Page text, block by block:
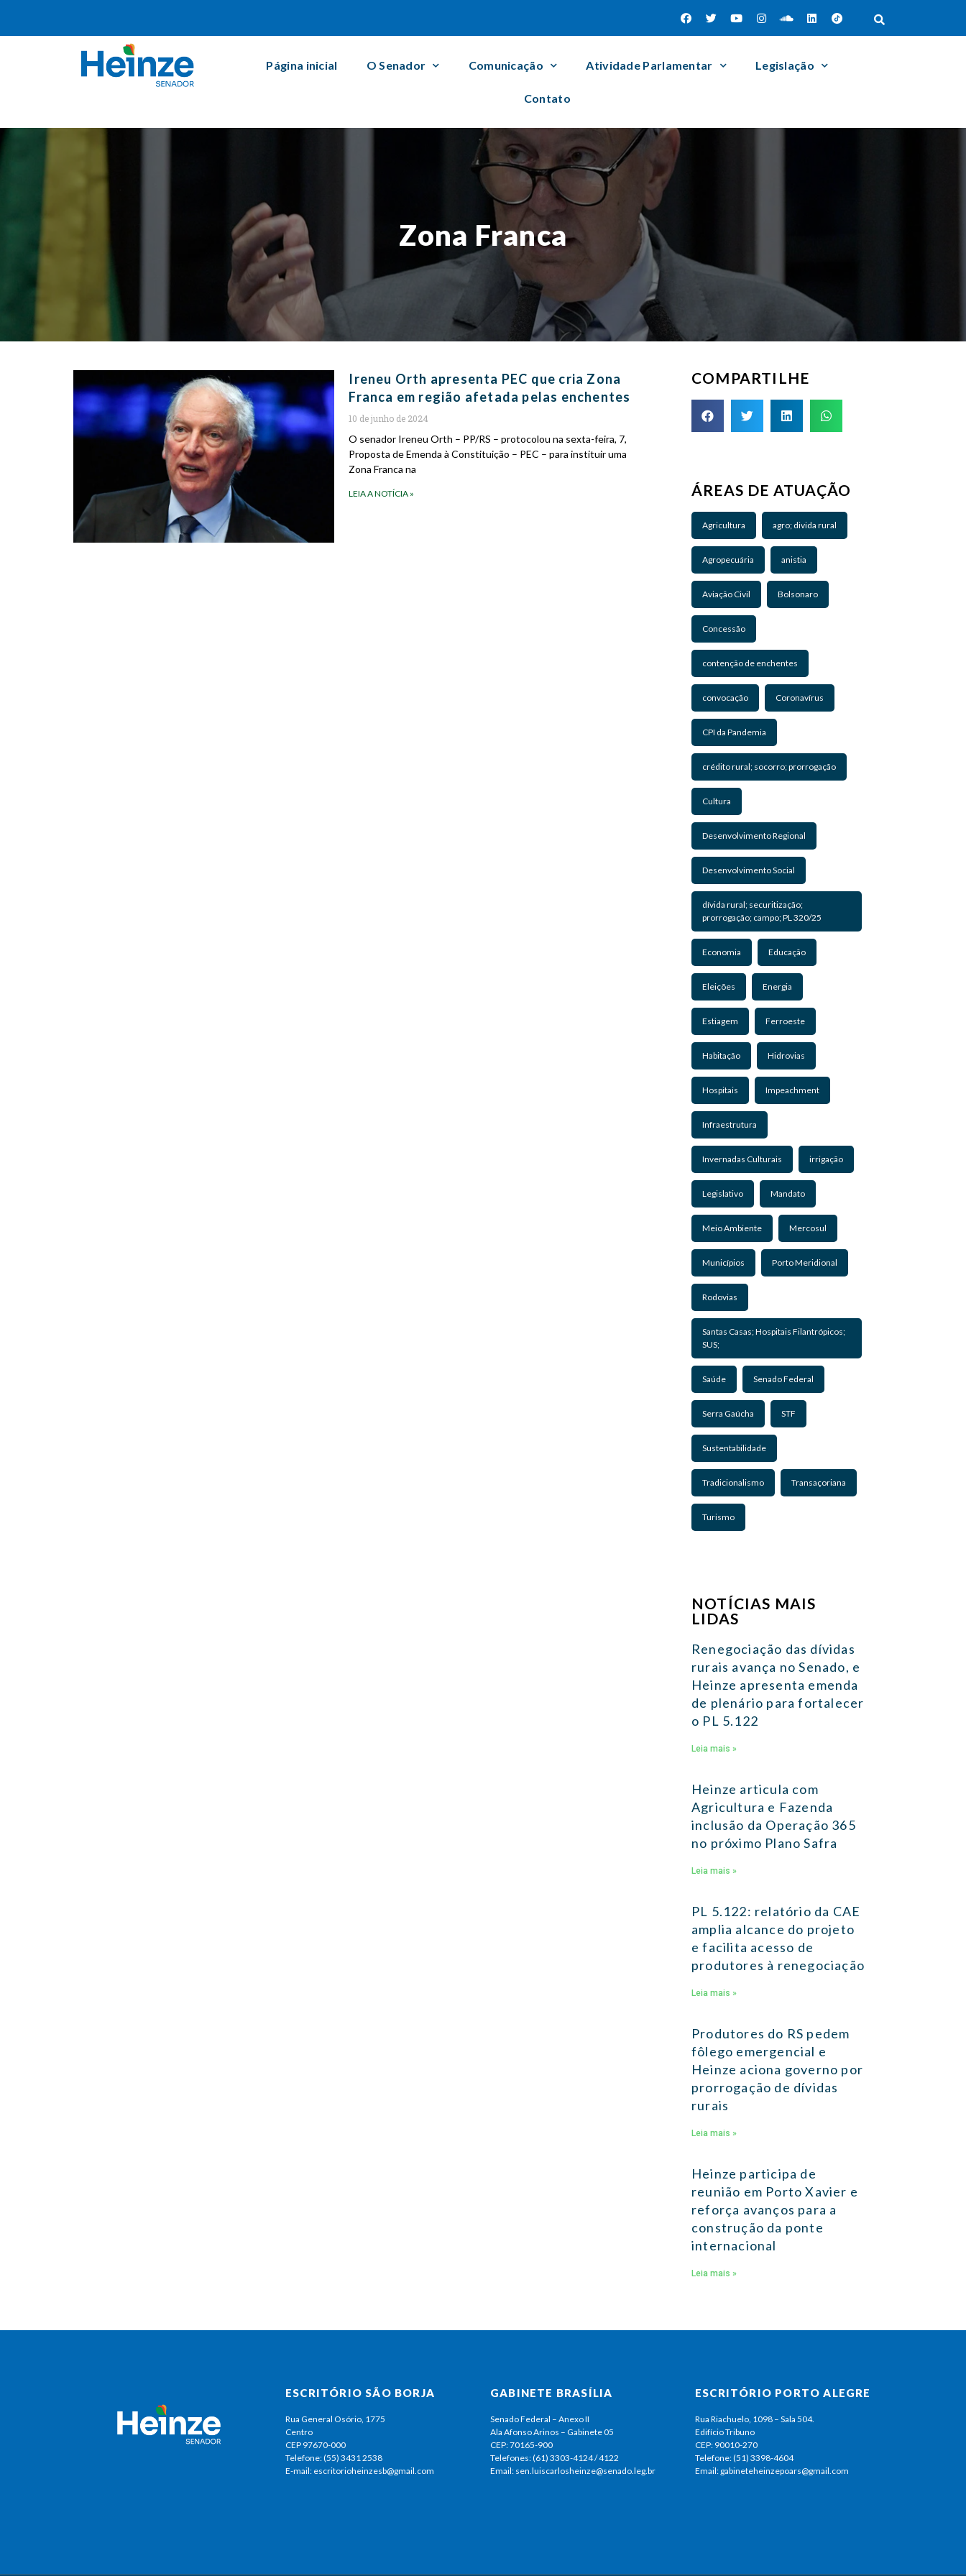
Página inicial O Senador Comunicação Atividade Parlamentar Legislação
Contato
Zona Franca
Ireneu Orth apresenta PEC que cria Zona
Franca em região afetada pelas enchentes
10 de junho de 2024
O senador Ireneu Orth – PP/RS – protocolou na sexta-feira, 7,
Proposta de Emenda à Constituição – PEC – para instituir uma
Zona Franca na
LEIA A NOTÍCIA »
COMPARTILHE
ÁREAS DE ATUAÇÃO
Agricultura agro; divida rural
Agropecuária anistia
Aviação Civil Bolsonaro
Concessão
contenção de enchentes
convocação Coronavírus
CPI da Pandemia
crédito rural; socorro; prorrogação
Cultura
Desenvolvimento Regional
Desenvolvimento Social
dívida rural; securitização;
prorrogação; campo; PL 320/25
Economia Educação
Eleições Energia
Estiagem Ferroeste
Habitação Hidrovias
Hospitais Impeachment
Infraestrutura
Invernadas Culturais irrigação
Legislativo Mandato
Meio Ambiente Mercosul
Municípios Porto Meridional
Rodovias
Santas Casas; Hospitais Filantrópicos;
SUS;
Saúde Senado Federal
Serra Gaúcha STF
Sustentabilidade
Tradicionalismo Transaçoriana
Turismo
NOTÍCIAS MAIS
LIDAS
Renegociação das dívidas
rurais avança no Senado, e
Heinze apresenta emenda
de plenário para fortalecer
o PL 5.122
Leia mais »
Heinze articula com
Agricultura e Fazenda
inclusão da Operação 365
no próximo Plano Safra
Leia mais »
PL 5.122: relatório da CAE
amplia alcance do projeto
e facilita acesso de
produtores à renegociação
Leia mais »
Produtores do RS pedem
fôlego emergencial e
Heinze aciona governo por
prorrogação de dívidas
rurais
Leia mais »
Heinze participa de
reunião em Porto Xavier e
reforça avanços para a
construção da ponte
internacional
Leia mais »
ESCRITÓRIO SÃO BORJA
Rua General Osório, 1775
Centro
CEP 97670-000
Telefone: (55) 3431 2538
E-mail: escritorioheinzesb@gmail.com
GABINETE BRASÍLIA
Senado Federal – Anexo II
Ala Afonso Arinos – Gabinete 05
CEP: 70165-900
Telefones: (61) 3303-4124 / 4122
Email: sen.luiscarlosheinze@senado.leg.br
ESCRITÓRIO PORTO ALEGRE
Rua Riachuelo, 1098 – Sala 504.
Edifício Tribuno
CEP: 90010-270
Telefone: (51) 3398-4604
Email: gabineteheinzepoars@gmail.com